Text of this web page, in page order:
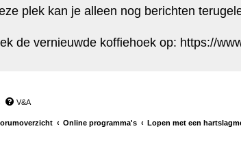
plek kan je alleen nog berichten
de vernieuwde koffiehoek op: https://
V&A
Online programma's Lopen met een